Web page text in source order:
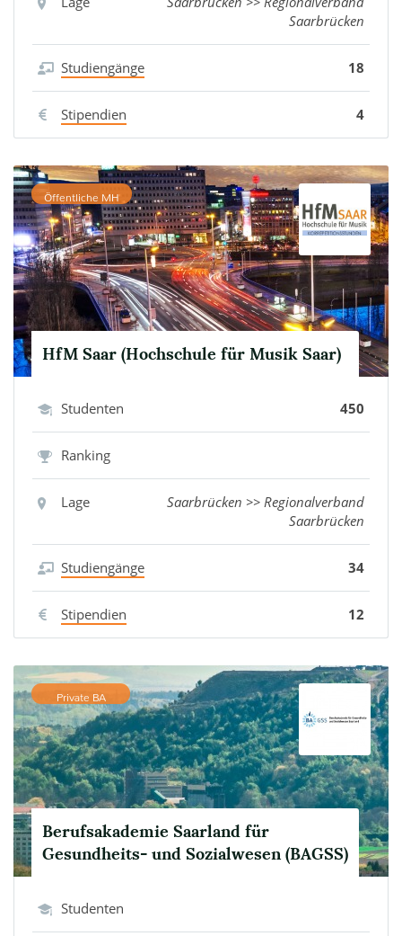
Saarbrücken
Studiengänge 18
Stipendien 4
Öffentliche MH
HfM Saar (Hochschule für Musik Saar)
Studenten 450
Ranking
Lage
Saarbrücken >> Regionalverband
Saarbrücken
Studiengänge 34
Stipendien 12
Private BA
Berufsakademie Saarland für
Gesundheits- und Sozialwesen (BAGSS)
Studenten